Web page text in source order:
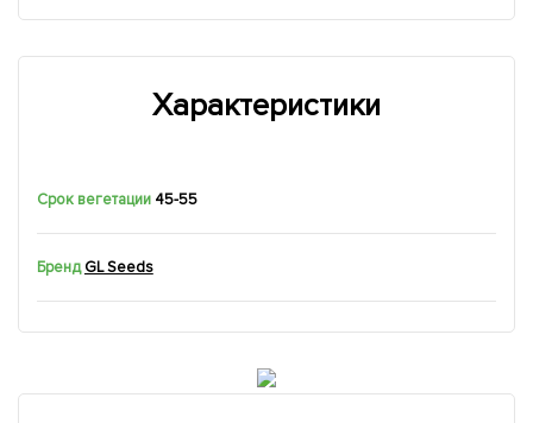
Характеристики
Срок вегетации 45-55
Бренд GL Seeds